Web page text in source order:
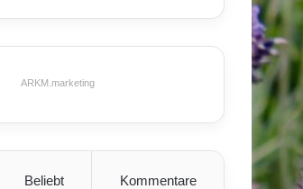
ARKM.marketing
Beliebt Kommentare